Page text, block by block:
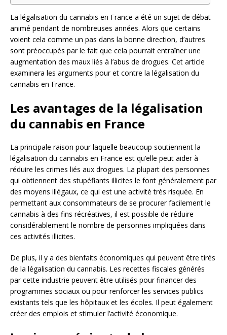
La légalisation du cannabis en France a été un sujet de débat
animé pendant de nombreuses années. Alors que certains
voient cela comme un pas dans la bonne direction, d’autres
sont préoccupés par le fait que cela pourrait entraîner une
augmentation des maux liés à l’abus de drogues. Cet article
examinera les arguments pour et contre la légalisation du
cannabis en France.
Les avantages de la légalisation
du cannabis en France
La principale raison pour laquelle beaucoup soutiennent la
légalisation du cannabis en France est qu’elle peut aider à
réduire les crimes liés aux drogues. La plupart des personnes
qui obtiennent des stupéfiants illicites le font généralement par
des moyens illégaux, ce qui est une activité très risquée. En
permettant aux consommateurs de se procurer facilement le
cannabis à des fins récréatives, il est possible de réduire
considérablement le nombre de personnes impliquées dans
ces activités illicites.
De plus, il y a des bienfaits économiques qui peuvent être tirés
de la légalisation du cannabis. Les recettes fiscales générés
par cette industrie peuvent être utilisés pour financer des
programmes sociaux ou pour renforcer les services publics
existants tels que les hôpitaux et les écoles. Il peut également
créer des emplois et stimuler l’activité économique.